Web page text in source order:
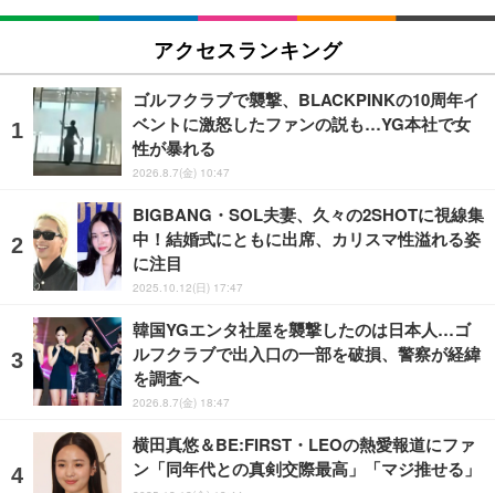
アクセスランキング
ゴルフクラブで襲撃、BLACKPINKの10周年イ
ベントに激怒したファンの説も…YG本社で女
性が暴れる
2026.8.7(金) 10:47
BIGBANG・SOL夫妻、久々の2SHOTに視線集
中！結婚式にともに出席、カリスマ性溢れる姿
に注目
2025.10.12(日) 17:47
韓国YGエンタ社屋を襲撃したのは日本人…ゴ
ルフクラブで出入口の一部を破損、警察が経緯
を調査へ
2026.8.7(金) 18:47
横田真悠＆BE:FIRST・LEOの熱愛報道にファ
ン「同年代との真剣交際最高」「マジ推せる」